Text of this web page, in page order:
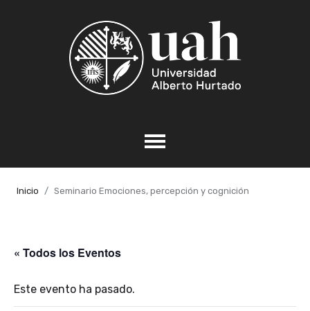
Inicio Seminario Emociones, percepción y cognición
« Todos los Eventos
Este evento ha pasado.